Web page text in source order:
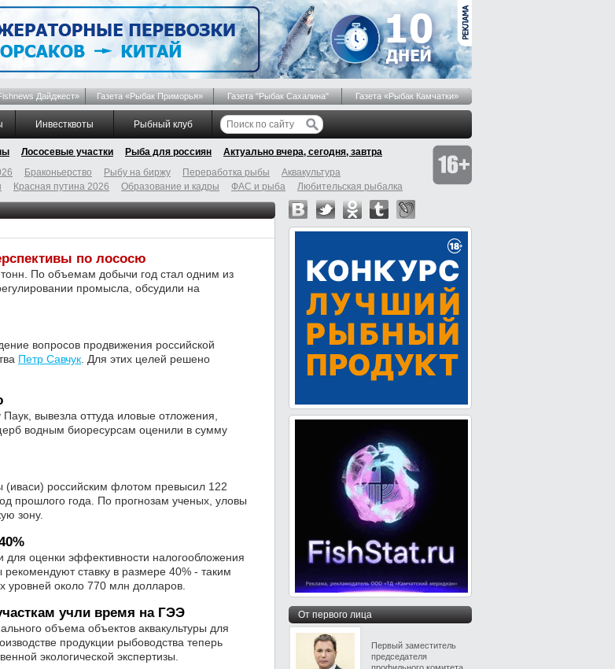
Дайджест» Газета «Рыбак Приморья» Газета "Рыбак Сахалина" Газета «Рыбак Камчатки»
Инвестквоты Рыбный клуб
Лососевые участки Рыба для россиян
Актуально вчера, сегодня, завтра
Браконьерство Рыбу на биржу Переработка рыбы
Аквакультура
Красная путина 2026 Образование и кадры ФАС и рыба Любительская рыбалка
по лососю
По объемам добычи год стал одним из
промысла, обсудили на
вопросов продвижения российской
Петр Савчук . Для этих целей решено
вывезла оттуда иловые отложения,
водным биоресурсам оценили в сумму
российским флотом превысил 122
прошлого года. По прогнозам ученых, уловы
зону.
оценки эффективности налогообложения
ставку в размере 40% - таким
уровней около 770 млн долларов.
учли время на ГЭЭ
объема объектов аквакультуры для
продукции рыбоводства теперь
экологической экспертизы.
От первого лица
Первый заместитель
председателя